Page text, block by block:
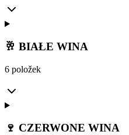
🥂 BIAŁE WINA
6 položek
🍷 CZERWONE WINA